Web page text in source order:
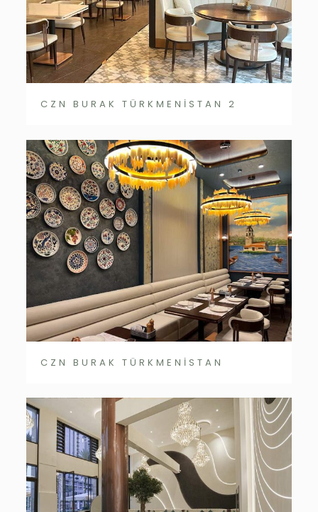
CZN BURAK TÜRKMENİSTAN 2
CZN BURAK TÜRKMENİSTAN